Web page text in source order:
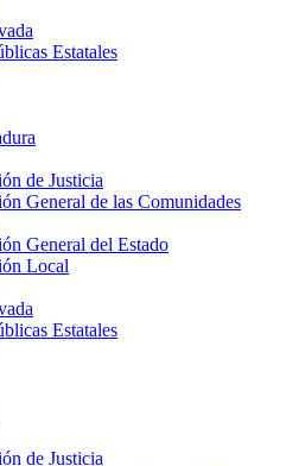
Estatales
de Justicia
General de las Comunidades
General del Estado
Local
Estatales
de Justicia